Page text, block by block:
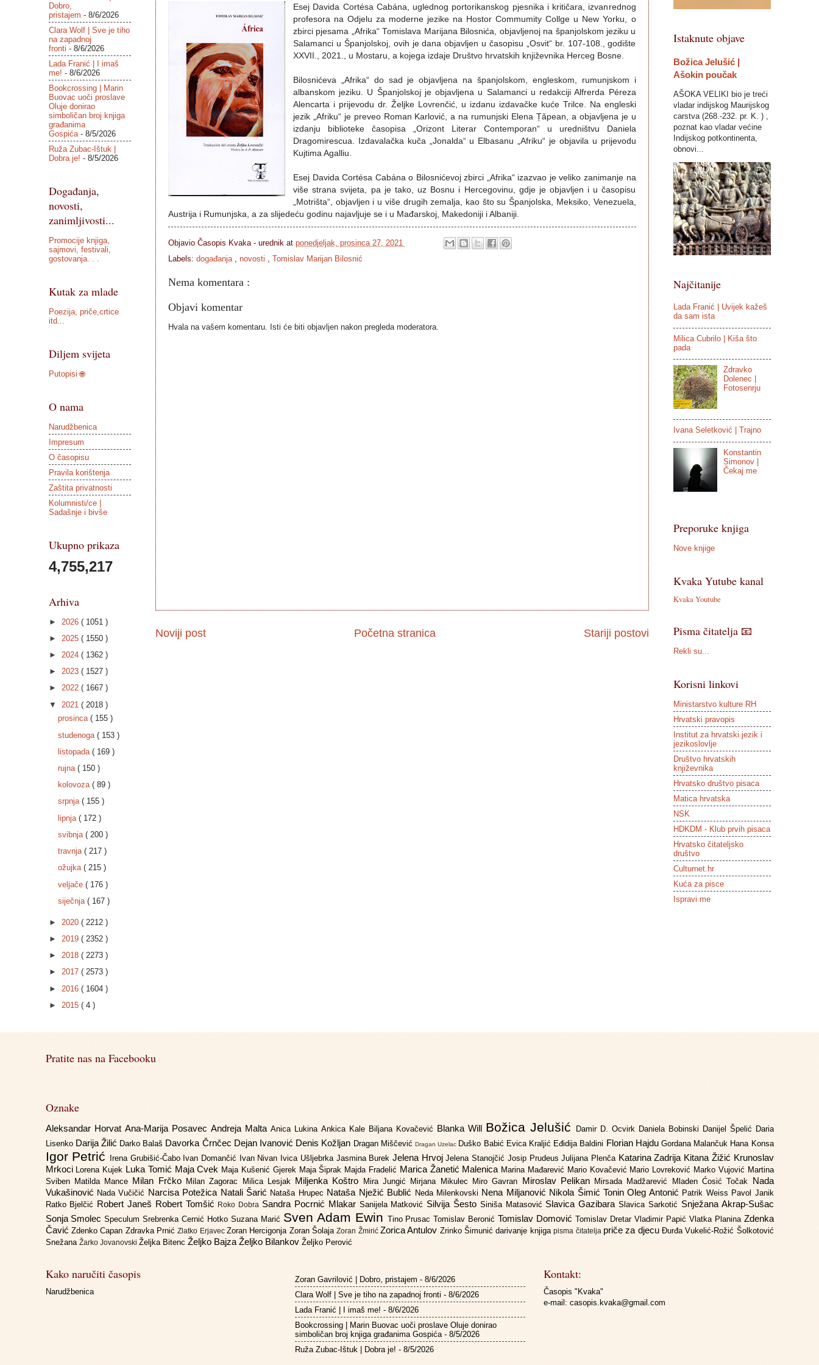
Esej Davida Cortésa Cabána, uglednog portorikanskog pjesnika i kritičara, izvanrednog
profesora na Odjelu za moderne jezike na Hostor Commumity Collge u New Yorku, o
zbirci pjesama „Afrika“ Tomislava Marijana Bilosnića, objavljenoj na španjolskom jeziku u
Salamanci u Španjolskoj, ovih je dana objavljen u časopisu „Osvit“ br. 107-108., godište
XXVII., 2021., u Mostaru, a kojega izdaje Društvo hrvatskih književnika Herceg Bosne.
Bilosnićeva „Afrika“ do sad je objavljena na španjolskom, engleskom, rumunjskom i
albanskom jeziku. U Španjolskoj je objavljena u Salamanci u redakciji Alfrerda Péreza
Alencarta i prijevodu dr. Željke Lovrenčić, u izdanu izdavačke kuće Trilce. Na engleski
jezik „Afriku“ je preveo Roman Karlović, a na rumunjski Elena Țǎpean, a objavljena je u
izdanju biblioteke časopisa „Orizont Literar Contemporan“ u uredništvu Daniela
Dragomirescua. Izdavalačka kuča „Jonalda“ u Elbasanu „Afriku“ je objavila u prijevodu
Kujtima Agalliu.
Esej Davida Cortésa Cabána o Bilosnićevoj zbirci „Afrika“ izazvao je veliko zanimanje na
više strana svijeta, pa je tako, uz Bosnu i Hercegovinu, gdje je objavljen i u časopisu
„Motrišta“, objavljen i u više drugih zemalja, kao što su Španjolska, Meksiko, Venezuela,
Austrija i Rumunjska, a za slijedeću godinu najavljuje se i u Mađarskoj, Makedoniji i Albaniji.
Objavio Časopis Kvaka - urednik at ponedjeljak, prosinca 27, 2021
Labels: događanja , novosti , Tomislav Marijan Bilosnić
Nema komentara :
Objavi komentar
Hvala na vašem komentaru. Isti će biti objavljen nakon pregleda moderatora.
Noviji post Stariji postovi
Početna stranica
Dobro,
pristajem - 8/6/2026
Clara Wolf | Sve je tiho
na zapadnoj
fronti - 8/6/2026
Lada Franić | I imaš
me! - 8/6/2026
Bookcrossing | Marin
Buovac uoči proslave
Oluje donirao
simboličan broj knjiga
građanima
Gospića- 8/5/2026
Ruža Zubac-Ištuk |
Dobra je! - 8/5/2026
Događanja,
novosti,
zanimljivosti...
Promocije knjiga,
sajmovi, festivali,
gostovanja. . .
Kutak za mlade
Poezija, priče,crtice
itd...
Diljem svijeta
Putopisi 🌐
O nama
Narudžbenica
Impresum
O časopisu
Pravila korištenja
Zaštita privatnosti
Kolumnisti/ce |
Sadašnje i bivše
Ukupno prikaza
4,755,217
Arhiva
► 2026 ( 1051 )
► 2025 ( 1550 )
► 2024 ( 1362 )
► 2023 ( 1527 )
► 2022 ( 1667 )
▼ 2021 ( 2018 )
prosinca ( 155 )
studenoga ( 153 )
listopada ( 169 )
rujna ( 150 )
kolovoza ( 89 )
srpnja ( 155 )
lipnja ( 172 )
svibnja ( 200 )
travnja ( 217 )
ožujka ( 215 )
veljače ( 176 )
siječnja ( 167 )
► 2020 ( 2212 )
► 2019 ( 2352 )
► 2018 ( 2273 )
► 2017 ( 2573 )
► 2016 ( 1604 )
► 2015 ( 4 )
Istaknute objave
Božica Jelušić |
Ašokin poučak
AŠOKA VELIKI bio je treći
vladar indijskog Maurijskog
carstva (268.-232. pr. K. ) ,
poznat kao vladar većine
Indijskog potkontinenta,
obnovi...
Najčitanije
Lada Franić | Uvijek kažeš
da sam ista
Milica Cubrilo | Kiša što
pada
Zdravko
Dolenec |
Fotosenrju
Ivana Seletković | Trajno
Konstantin
Simonov |
Čekaj me
Preporuke knjiga
Nove knjige
Kvaka Yutube kanal
Kvaka Youtube
Pisma čitatelja 📧
Rekli su...
Korisni linkovi
Ministarstvo kulture RH
Hrvatski pravopis
Institut za hrvatski jezik i
jezikoslovlje
Društvo hrvatskih
književnika
Hrvatsko društvo pisaca
Matica hrvatska
NSK
HDKDM - Klub prvih pisaca
Hrvatsko čitateljsko
društvo
Culturnet.hr
Kuća za pisce
Ispravi me
Pratite nas na Facebooku
Oznake
Aleksandar Horvat Ana-Marija Posavec Andreja Malta Anica Lukina Ankica Kale Biljana Kovačević Blanka Will Božica Jelušić Damir D. Ocvirk Daniela Bobinski Danijel Špelić Daria
Lisenko Darija Žilić Darko Balaš Davorka Črnčec Dejan Ivanović Denis Kožljan Dragan MiščevićDragan Uzelac Duško Babić Evica Kraljić Eđidija Baldini Florian Hajdu Gordana Malančuk Hana Konsa
Igor Petrić Irena Grubišić-Čabo Ivan Domančić Ivan Nivan Ivica Ušljebrka Jasmina BurekJelena HrvojJelena Stanojčić Josip PrudeusJulijana Plenča Katarina Zadrija Kitana Žižić Krunoslav
Mrkoci Lorena Kujek Luka Tomić Maja Cvek Maja Kušenić Gjerek Maja Šiprak Majda Fradelić Marica Žanetić Malenica Marina Mađarević Mario Kovačević Mario Lovreković Marko Vujović Martina
Sviben Matilda Mance Milan Frčko Milan Zagorac Milica Lesjak Miljenka Koštro Mira Jungić Mirjana Mikulec Miro Gavran Miroslav Pelikan Mirsada Madžarević Mladen Ćosić Točak
Nada
Vukašinović Nada Vučičić Narcisa Potežica Natali Šarić Nataša Hrupec Nataša Nježić Bublić Neda Milenkovski Nena Miljanović Nikola Šimić ToninOleg Antonić Patrik Weiss Pavol Janik
Ratko Bjelčić Robert Janeš Robert Tomšić Roko Dobra Sandra Pocrnić Mlakar Sanijela Matković Silvija Šesto Siniša Matasović Slavica GazibaraSlavica Sarkotić Snježana Akrap-Sušac
Sonja SmolecSpeculumSrebrenka Cernić Hotko Suzana Marić Sven Adam Ewin Tino PrusacTomislav Beronić Tomislav DomovićTomislav Dretar Vladimir Papić Vlatka Planina Zdenka
Čavić Zdenko Capan Zdravka PrnićZlatko Erjavec Zoran Hercigonja Zoran ŠolajaZoran ŽmirićZorica Antulov Zrinko Šimunićdarivanje knjigapisma čitatelja priče za djecu Đurđa Vukelić-Rožić Šolkotović
Snežana Žarko Jovanovski Željka Bitenc Željko BajzaŽeljko Bilankov Željko Perović
Kako naručiti časopis
Narudžbenica
Zoran Gavrilović | Dobro, pristajem - 8/6/2026
Clara Wolf | Sve je tiho na zapadnoj fronti - 8/6/2026
Lada Franić | I imaš me! - 8/6/2026
Bookcrossing | Marin Buovac uoči proslave Oluje donirao
simboličan broj knjiga građanima Gospića- 8/5/2026
Ruža Zubac-Ištuk | Dobra je! - 8/5/2026
Kontakt:
Časopis "Kvaka"
e-mail: casopis.kvaka@gmail.com